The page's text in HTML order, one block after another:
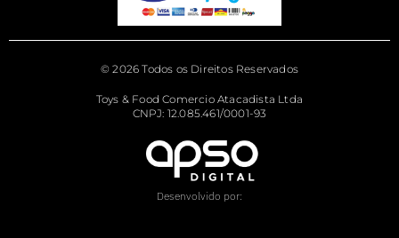
© 2026 Todos os Direitos Reservados
Toys & Food Comercio Atacadista Ltda
CNPJ: 12.085.461/0001-93
Desenvolvido por: